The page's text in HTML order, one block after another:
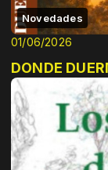
Novedades
01/06/2026
DONDE